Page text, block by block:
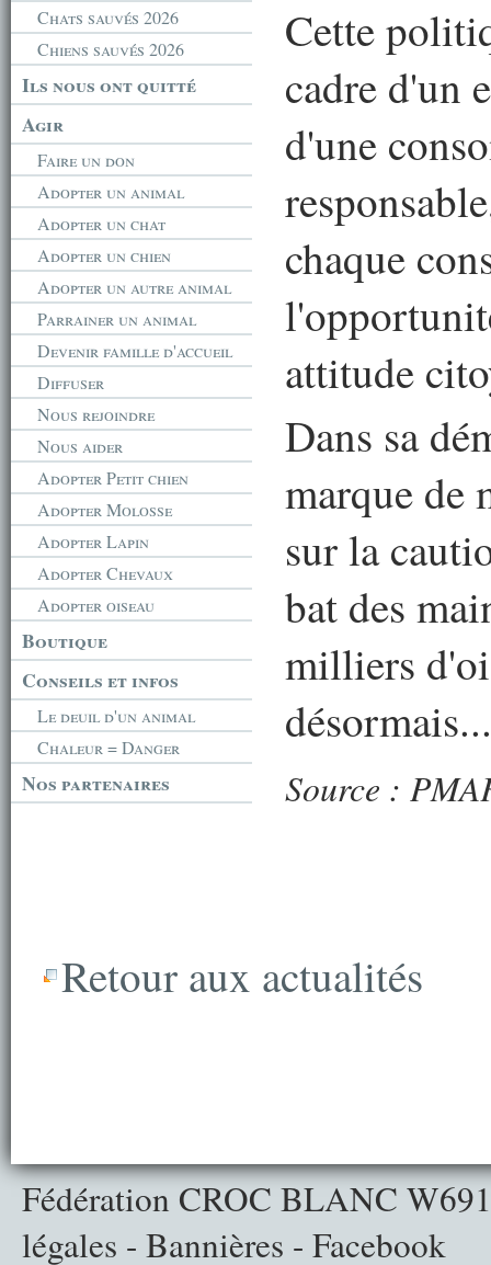
Chats sauvés 2026
Chiens sauvés 2026
Ils nous ont quitté
Agir
Faire un don
Adopter un animal
Adopter un chat
Adopter un chien
Adopter un autre animal
Parrainer un animal
Devenir famille d'accueil
Diffuser
Nous rejoindre
Nous aider
Adopter Petit chien
Adopter Molosse
Adopter Lapin
Adopter Chevaux
Adopter oiseau
Boutique
Conseils et infos
Le deuil d'un animal
Chaleur = Danger
Nos partenaires
Cette
cadre d'un
d'une
chaque
attitude
Dans sa
marque de
sur la
bat des
milliers
Source :
Retour aux actualités
Fédération CROC BLANC
légales - Bannières - Facebook